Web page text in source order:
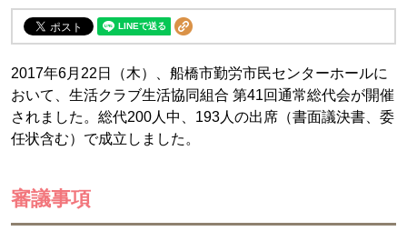
2017年6月22日（木）、船橋市勤労市民センターホールに
おいて、生活クラブ生活協同組合 第41回通常総代会が開催
されました。総代200人中、193人の出席（書面議決書、委
任状含む）で成立しました。
審議事項